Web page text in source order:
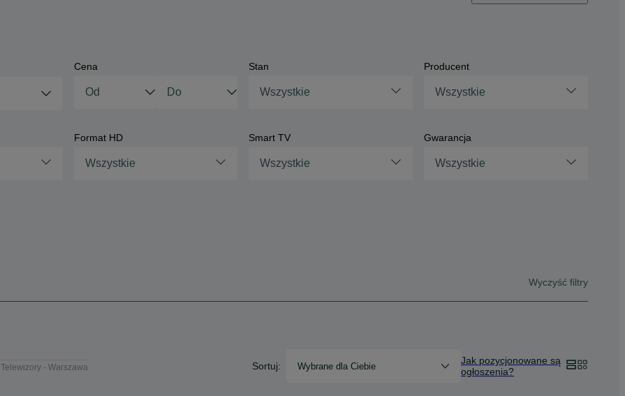
Cena Stan
Wszystkie
Producent
Wszystkie
Format HD
Wszystkie
Smart TV
Wszystkie
Gwarancja
Wszystkie
Wyczyść filtry
Telewizory - Warszawa Sortuj: Wybrane dla Ciebie
Jak pozycjonowane są
ogłoszenia?